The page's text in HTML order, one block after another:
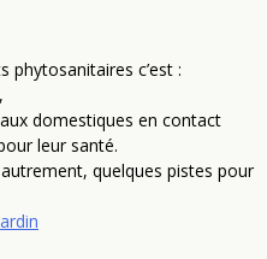
phytosanitaires c’est :
domestiques en contact
leur santé.
quelques pistes pour